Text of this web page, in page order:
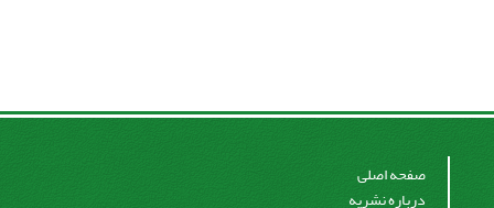
صفحه اصلی
درباره نشریه